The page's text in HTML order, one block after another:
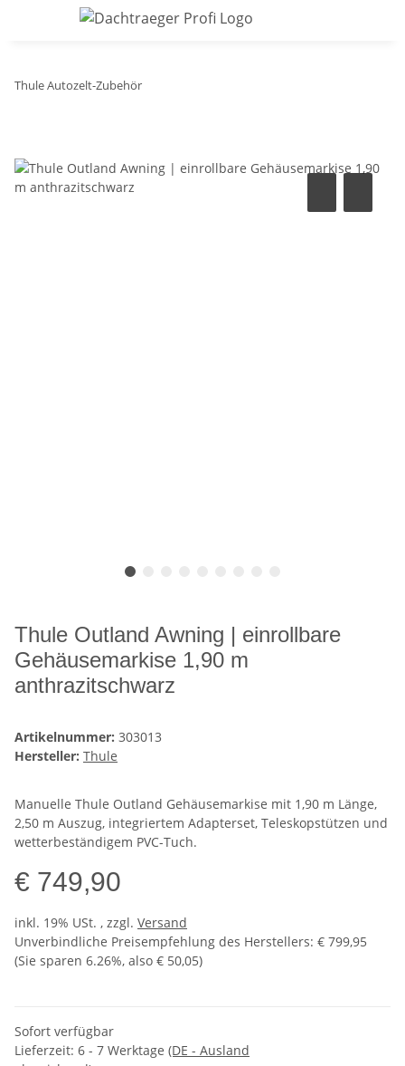
Thule Autozelt-Zubehör
Thule Outland Awning | einrollbare
Gehäusemarkise 1,90 m
anthrazitschwarz
Artikelnummer: 303013
Hersteller: Thule
Manuelle Thule Outland Gehäusemarkise mit 1,90 m Länge,
2,50 m Auszug, integriertem Adapterset, Teleskopstützen und
wetterbeständigem PVC-Tuch.
€ 749,90
inkl. 19% USt. , zzgl. Versand
Unverbindliche Preisempfehlung des Herstellers: € 799,95
(Sie sparen 6.26%, also € 50,05)
Sofort verfügbar
Lieferzeit: 6 - 7 Werktage (DE - Ausland